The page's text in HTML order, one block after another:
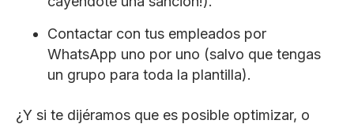
Contactar con tus empleados por
WhatsApp uno por uno (salvo que tengas
un grupo para toda la plantilla).
¿Y si te dijéramos que es posible optimizar, o